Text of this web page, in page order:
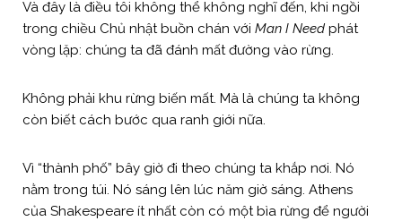
Và đây là điều tôi không thể không nghĩ đến, khi ngồi
trong chiều Chủ nhật buồn chán với Man I Need phát
vòng lặp: chúng ta đã đánh mất đường vào rừng.
Không phải khu rừng biến mất. Mà là chúng ta không
còn biết cách bước qua ranh giới nữa.
Vì “thành phố” bây giờ đi theo chúng ta khắp nơi. Nó
nằm trong túi. Nó sáng lên lúc năm giờ sáng. Athens
của Shakespeare ít nhất còn có một bìa rừng để người